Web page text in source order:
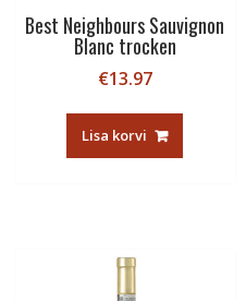
Best Neighbours Sauvignon
Blanc trocken
€13.97
Lisa korvi